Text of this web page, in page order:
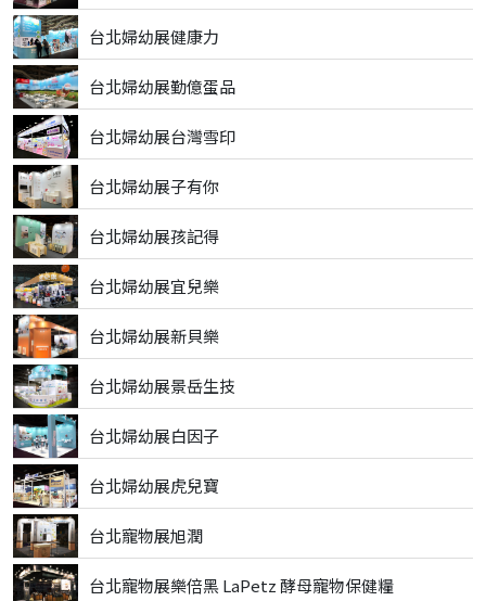
台北婦幼展健康力
台北婦幼展勤億蛋品
台北婦幼展台灣雪印
台北婦幼展子有你
台北婦幼展孩記得
台北婦幼展宜兒樂
台北婦幼展新貝樂
台北婦幼展景岳生技
台北婦幼展白因子
台北婦幼展虎兒寶
台北寵物展旭潤
台北寵物展樂倍黑 LaPetz 酵母寵物保健糧